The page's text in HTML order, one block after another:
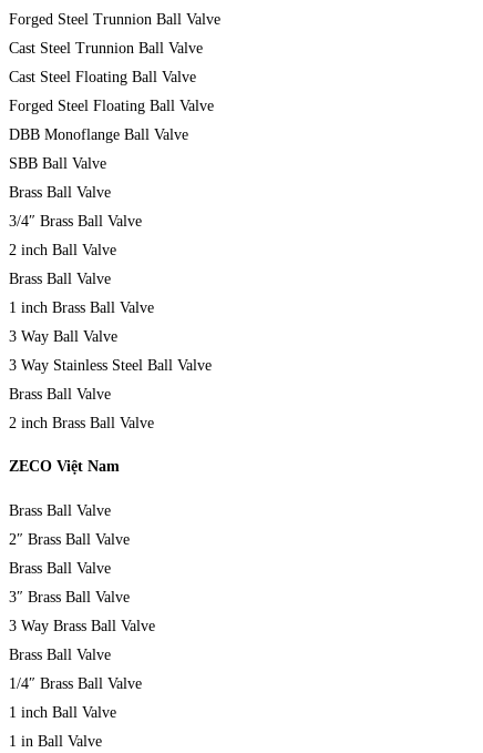
Forged Steel Trunnion Ball Valve
Cast Steel Trunnion Ball Valve
Cast Steel Floating Ball Valve
Forged Steel Floating Ball Valve
DBB Monoflange Ball Valve
SBB Ball Valve
Brass Ball Valve
3/4″ Brass Ball Valve
2 inch Ball Valve
Brass Ball Valve
1 inch Brass Ball Valve
3 Way Ball Valve
3 Way Stainless Steel Ball Valve
Brass Ball Valve
2 inch Brass Ball Valve
ZECO Việt Nam
Brass Ball Valve
2″ Brass Ball Valve
Brass Ball Valve
3″ Brass Ball Valve
3 Way Brass Ball Valve
Brass Ball Valve
1/4″ Brass Ball Valve
1 inch Ball Valve
1 in Ball Valve